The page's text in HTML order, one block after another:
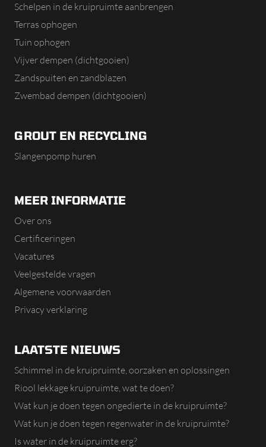
Schelpen in de kruipruimte aanbrengen
Terras ophogen
Tuin ophogen
Vijver dempen (dichtgooien)
Zandspuiten en zandblazen
Zwembad dempen (dichtgooien)
GROUT EN RECYCLING
Slangenpomp huren
MEER INFORMATIE
Over ons
Certificeringen
Vacatures
Veelgestelde vragen
Algemene voorwaarden
Privacy verklaring
LAATSTE NIEUWS
Schimmel in de kruipruimte, oorzaken en oplossingen
Riool lekkage kruipruimte, wat te doen?
Wat kun je doen tegen ongedierte in de kruipruimte?
Wat kun je doen tegen regenwater in de kruipruimte?
Is water in de kruipruimte erg?